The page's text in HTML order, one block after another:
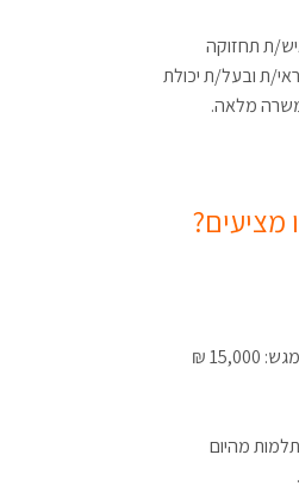
ת תחזוקה
ת ובעל/ת יכולת
מלאה.
מציעים?
שכר מומגש: 15,000 ₪
מהיום